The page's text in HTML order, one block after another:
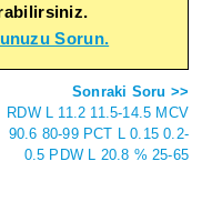
Sorun.
Sonraki Soru >>
RDW L 11.2 11.5-14.5 MCV
90.6 80-99 PCT L 0.15 0.2-
0.5 PDW L 20.8 % 25-65